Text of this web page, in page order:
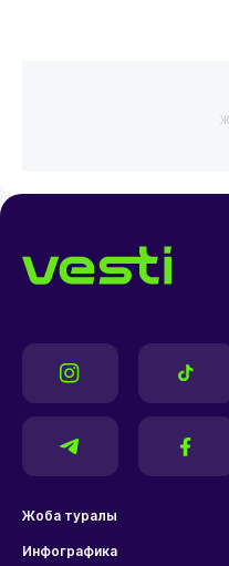
Жоба туралы
Инфографика